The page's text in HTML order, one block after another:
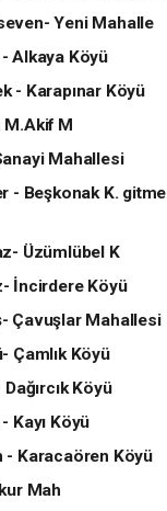
Yeni Mahalle
Alkaya Köyü
- Karapınar Köyü
M.Akif M
Mahallesi
- Beşkonak K. gitme
Üzümlübel K
İncirdere Köyü
Çavuşlar Mahallesi
Çamlık Köyü
Köyü
Kayı Köyü
- Karacaören Köyü
Mah